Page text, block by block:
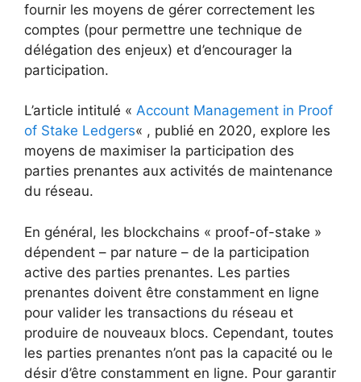
fournir les moyens de gérer correctement les
comptes (pour permettre une technique de
délégation des enjeux) et d’encourager la
participation.
L’article intitulé « Account Management in Proof
of Stake Ledgers« , publié en 2020, explore les
moyens de maximiser la participation des
parties prenantes aux activités de maintenance
du réseau.
En général, les blockchains « proof-of-stake »
dépendent – par nature – de la participation
active des parties prenantes. Les parties
prenantes doivent être constamment en ligne
pour valider les transactions du réseau et
produire de nouveaux blocs. Cependant, toutes
les parties prenantes n’ont pas la capacité ou le
désir d’être constamment en ligne. Pour garantir